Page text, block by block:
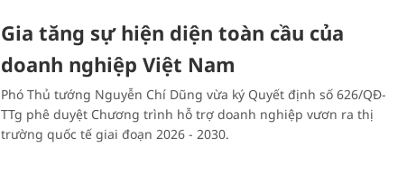
Gia tăng sự hiện diện toàn cầu của
doanh nghiệp Việt Nam
Phó Thủ tướng Nguyễn Chí Dũng vừa ký Quyết định số 626/QĐ-
TTg phê duyệt Chương trình hỗ trợ doanh nghiệp vươn ra thị
trường quốc tế giai đoạn 2026 - 2030.